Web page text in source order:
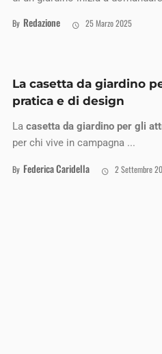
By Redazione 25 Marzo 2025
La casetta da giardino
pratica e di design
La casetta da giardino per gli
per chi vive in campagna ...
By Federica Caridella 2 Settembre